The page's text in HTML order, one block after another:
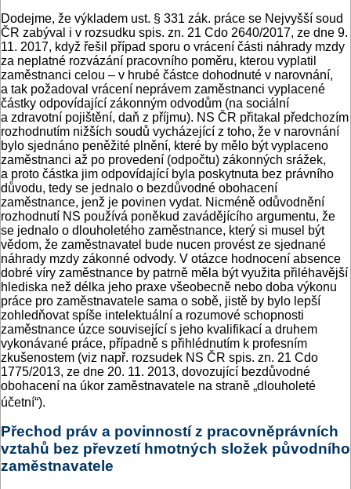
Dodejme, že výkladem ust. § 331 zák. práce se Nejvyšší soud
ČR zabýval i v rozsudku spis. zn. 21 Cdo 2640/2017, ze dne 9.
11. 2017, když řešil případ sporu o vrácení části náhrady mzdy
za neplatné rozvázání pracovního poměru, kterou vyplatil
zaměstnanci celou – v hrubé částce dohodnuté v narovnání,
a tak požadoval vrácení neprávem zaměstnanci vyplacené
částky odpovídající zákonným odvodům (na sociální
a zdravotní pojištění, daň z příjmu). NS ČR přitakal předchozím
rozhodnutím nižších soudů vycházející z toho, že v narovnání
bylo sjednáno peněžité plnění, které by mělo být vyplaceno
zaměstnanci až po provedení (odpočtu) zákonných srážek,
a proto částka jim odpovídající byla poskytnuta bez právního
důvodu, tedy se jednalo o bezdůvodné obohacení
zaměstnance, jenž je povinen vydat. Nicméně odůvodnění
rozhodnutí NS používá poněkud zavádějícího argumentu, že
se jednalo o dlouholetého zaměstnance, který si musel být
vědom, že zaměstnavatel bude nucen provést ze sjednané
náhrady mzdy zákonné odvody. V otázce hodnocení absence
dobré víry zaměstnance by patrně měla být využita přiléhavější
hlediska než délka jeho praxe všeobecně nebo doba výkonu
práce pro zaměstnavatele sama o sobě, jistě by bylo lepší
zohledňovat spíše intelektuální a rozumové schopnosti
zaměstnance úzce související s jeho kvalifikací a druhem
vykonávané práce, případně s přihlédnutím k profesním
zkušenostem (viz např. rozsudek NS ČR spis. zn. 21 Cdo
1775/2013, ze dne 20. 11. 2013, dovozující bezdůvodné
obohacení na úkor zaměstnavatele na straně „dlouholeté
účetní“).
Přechod práv a povinností z pracovněprávních
vztahů bez převzetí hmotných složek původního
zaměstnavatele